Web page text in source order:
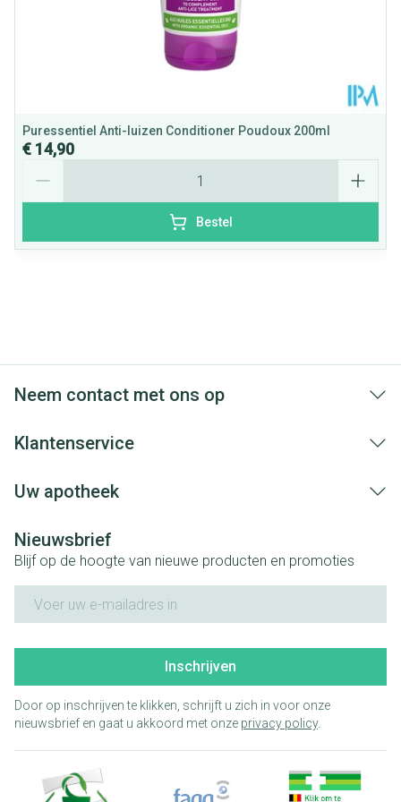
25°C)
Puressentiel Anti-luizen Conditioner Poudoux 200ml
€ 14,90
Bestel
Neem contact met ons op
Klantenservice
Uw apotheek
Nieuwsbrief
Blijf op de hoogte van nieuwe producten en promoties
Inschrijven
Door op inschrijven te klikken, schrijft u zich in voor onze
nieuwsbrief en gaat u akkoord met onze privacy policy.